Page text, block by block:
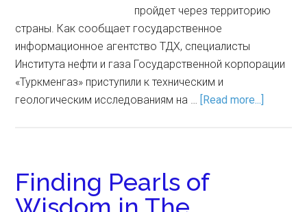
пройдет через территорию
страны. Как сообщает государственное
информационное агентство ТДХ, специалисты
Института нефти и газа Государственной корпорации
«Туркменгаз» приступили к техническим и
геологическим исследованиям на … [Read more...]
Finding Pearls of